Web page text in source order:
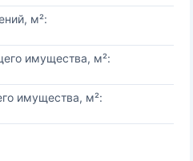
м²:
имущества, м²:
имущества, м²: